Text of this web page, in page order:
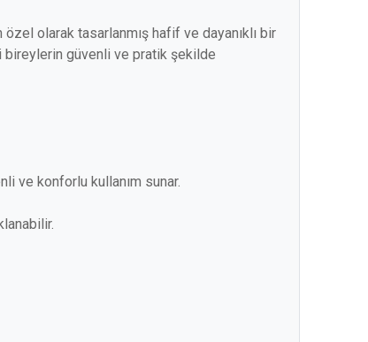
özel olarak tasarlanmış hafif ve dayanıklı bir
bireylerin güvenli ve pratik şekilde
ve konforlu kullanım sunar.